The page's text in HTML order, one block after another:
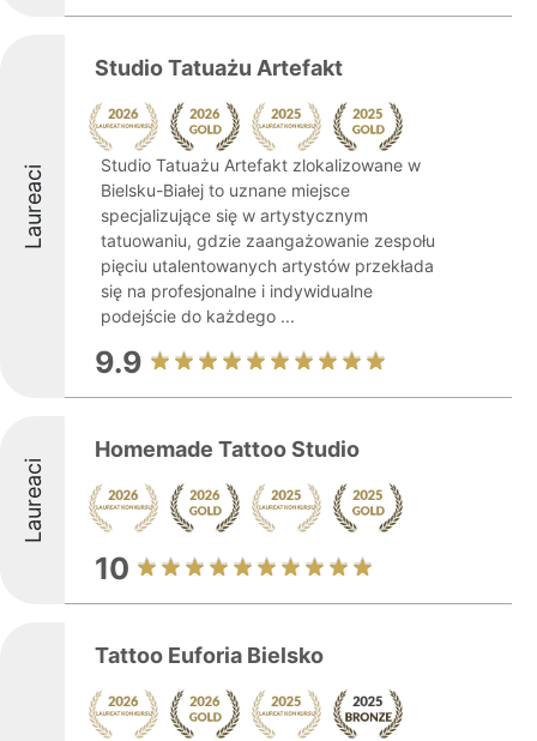
Laureaci
Studio Tatuażu Artefakt
Studio Tatuażu Artefakt zlokalizowane w
Bielsku-Białej to uznane miejsce
specjalizujące się w artystycznym
tatuowaniu, gdzie zaangażowanie zespołu
pięciu utalentowanych artystów przekłada
się na profesjonalne i indywidualne
podejście do każdego ...
9.9
Laureaci
Homemade Tattoo Studio
10
Tattoo Euforia Bielsko